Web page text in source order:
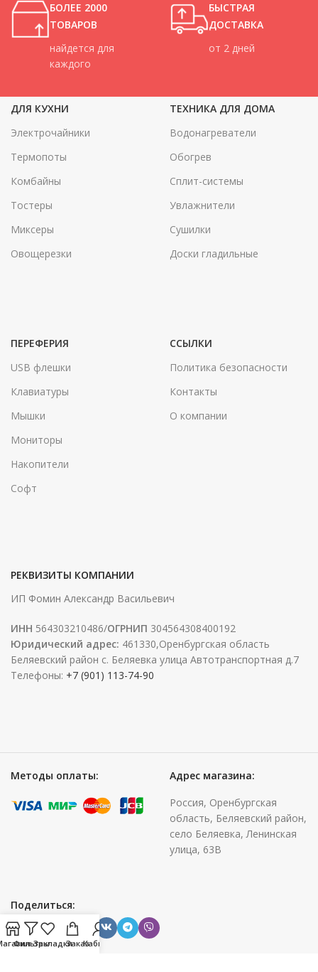
БОЛЕЕ 2000
ТОВАРОВ
найдется для
каждого
БЫСТРАЯ
ДОСТАВКА
от 2 дней
ДЛЯ КУХНИ
Электрочайники
Термопоты
Комбайны
Тостеры
Миксеры
Овощерезки
ТЕХНИКА ДЛЯ ДОМА
Водонагреватели
Обогрев
Сплит-системы
Увлажнители
Сушилки
Доски гладильные
ПЕРЕФЕРИЯ
USB флешки
Клавиатуры
Мышки
Мониторы
Накопители
Софт
ССЫЛКИ
Политика безопасности
Контакты
О компании
РЕКВИЗИТЫ КОМПАНИИ
ИП Фомин Александр Васильевич
ИНН 564303210486/ОГРНИП 304564308400192
Юридический адрес: 461330,Оренбургская область
Беляевский район с. Беляевка улица Автотранспортная д.7
Телефоны: +7 (901) 113-74-90
Методы оплаты:
Адрес магазина:
Россия, Оренбургская
область, Беляевский район,
село Беляевка, Ленинская
улица, 63В
Поделиться:
ФильтрыЗакладкиЗаказКабинет